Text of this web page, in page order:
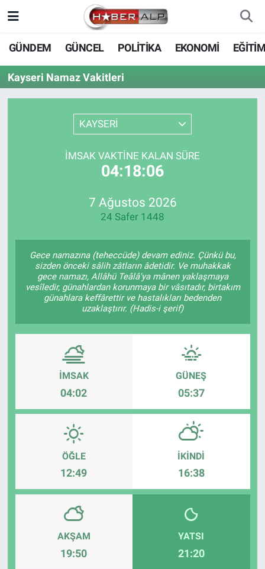
GÜNDEM GÜNCEL POLİTİKA EKONOMİ
Kayseri Namaz Vakitleri
KAYSERİ
İMSAK VAKTINE KALAN SÜRE
04:18:06
7 Ağustos 2026
24 Safer 1448
Gece namazına (teheccüde) devam ediniz. Çünkü bu,
sizden önceki sâlih zâtların âdetidir. Ve muhakkak
gece namazı, Allâhü Teâlâ'ya mânen yaklaşmaya
vesîledir, günahlardan korunmaya bir vâsıtadır, birtakım
günahlara keffârettir ve hastalıkları bedenden
uzaklaştırır. (Hadis-i şerif)
İMSAK
04:02
GÜNEŞ
05:37
ÖĞLE
12:49
İKINDI
16:38
AKŞAM
19:50
YATSI
21:20
Nöbetçi Eczaneler
Hava Durumu
Süper Lig Puan Durumu ve Fikstür
Son Dakika Haberleri